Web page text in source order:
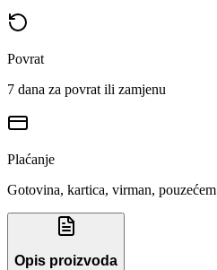
Povrat
7 dana za povrat ili zamjenu
Plaćanje
Gotovina, kartica, virman, pouzećem
Opis proizvoda